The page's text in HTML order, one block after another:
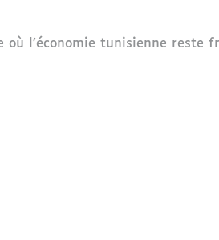
où l’économie tunisienne reste